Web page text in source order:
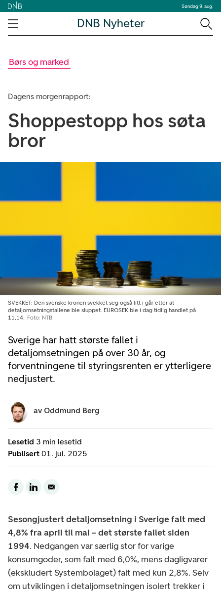
Søndag 9. aug.
DNB Nyheter
Børs og marked
Dagens morgenrapport:
Shoppestopp hos søta
bror
Sverige har hatt største fallet i
detaljomsetningen på over 30 år, og
forventningene til styringsrenten er ytterligere
nedjustert.
SVEKKET: Den svenske kronen svekket seg også litt i går etter at
detaljomsetningstallene ble sluppet. EUROSEK ble i dag tidlig handlet på
11,14.
Foto: NTB
Lesetid 3 min lesetid
Publisert 01. jul. 2025
av Oddmund Berg
Sesongjustert detaljomsetning i Sverige falt med
4,8% fra april til mai – det største fallet siden
1994. Nedgangen var særlig stor for varige
konsumgoder, som falt med 6,0%, mens dagligvarer
(ekskludert Systembolaget) falt med kun 2,8%. Selv
om utviklingen i detaljomsetningen isolert trekker i